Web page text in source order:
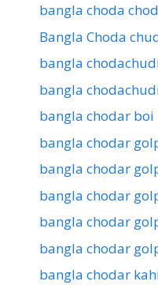
bangla choda
Bangla Choda
bangla
bangla
bangla chodar boi
bangla chodar
bangla chodar
bangla chodar
bangla chodar
bangla chodar
bangla chodar